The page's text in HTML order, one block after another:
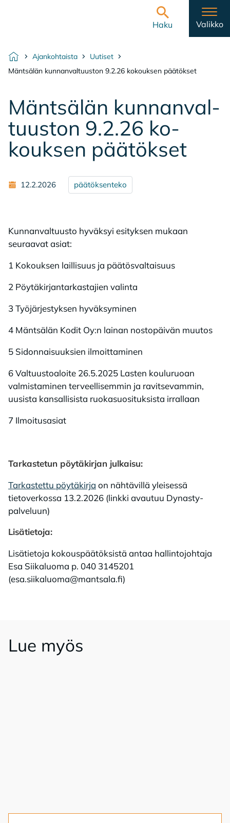
Haku
Valikko
Etusivu
Ajankohtaista
Uutiset
Mäntsälän kunnanvaltuuston 9.2.26 kokouksen päätökset
Mänt­sä­län kun­nan­val­
tuus­ton 9.2.26 ko­
kouk­sen pää­tök­set
12.2.2026 päätöksenteko
Kunnanvaltuusto hyväksyi esityksen mukaan
seuraavat asiat:
1 Kokouksen laillisuus ja päätösvaltaisuus
2 Pöytäkirjantarkastajien valinta
3 Työjärjestyksen hyväksyminen
4 Mäntsälän Kodit Oy:n lainan nostopäivän muutos
5 Sidonnaisuuksien ilmoittaminen
6 Valtuustoaloite 26.5.2025 Lasten kouluruoan
valmistaminen terveellisemmin ja ravitsevammin,
uusista kansallisista ruokasuosituksista irrallaan
7 Ilmoitusasiat
Tarkastetun pöytäkirjan julkaisu:
Tarkastettu pöytäkirja on nähtävillä yleisessä
tietoverkossa 13.2.2026 (linkki avautuu Dynasty-
palveluun)
Lisätietoja:
Lisätietoja kokouspäätöksistä antaa hallintojohtaja
Esa Siikaluoma p. 040 3145201
(esa.siikaluoma@mantsala.fi)
Lue myös